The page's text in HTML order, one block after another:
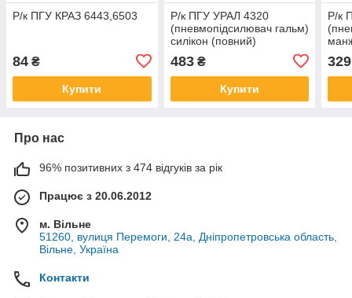
Р/к ПГУ КРАЗ 6443,6503
84 ₴
Купити
Р/к ПГУ УРАЛ 4320
(пневмопідсилювач гальм)
силікон (повний)
483₴
Купити
Р/к
329
Про нас
96% позитивних з 474 відгуків за рік
Працює з 20.06.2012
м. Вільне
51260, вулиця Перемоги, 24а, Дніпропетровська область,
Вільне, Україна
Контакти